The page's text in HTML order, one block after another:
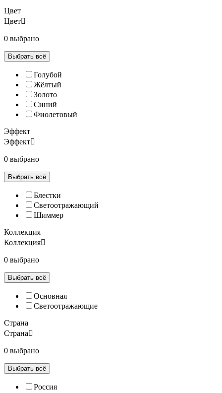
Цвет
Цвет
0 выбрано
Выбрать всё
Голубой
Жёлтый
Золото
Синий
Фиолетовый
Эффект
Эффект
0 выбрано
Выбрать всё
Блестки
Светоотражающий
Шиммер
Коллекция
Коллекция
0 выбрано
Выбрать всё
Основная
Светоотражающие
Страна
Страна
0 выбрано
Выбрать всё
Россия